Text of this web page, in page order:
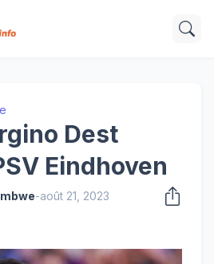
Dest
Eindhoven
-août 21, 2023